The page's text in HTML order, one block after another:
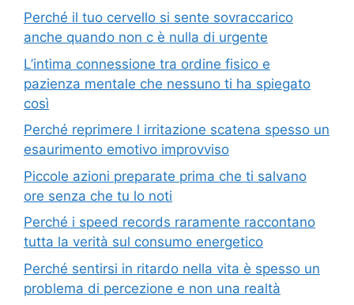
Perché il tuo cervello si sente sovraccarico
anche quando non c è nulla di urgente
L’intima connessione tra ordine fisico e
pazienza mentale che nessuno ti ha spiegato
così
Perché reprimere l irritazione scatena spesso un
esaurimento emotivo improvviso
Piccole azioni preparate prima che ti salvano
ore senza che tu lo noti
Perché i speed records raramente raccontano
tutta la verità sul consumo energetico
Perché sentirsi in ritardo nella vita è spesso un
problema di percezione e non una realtà